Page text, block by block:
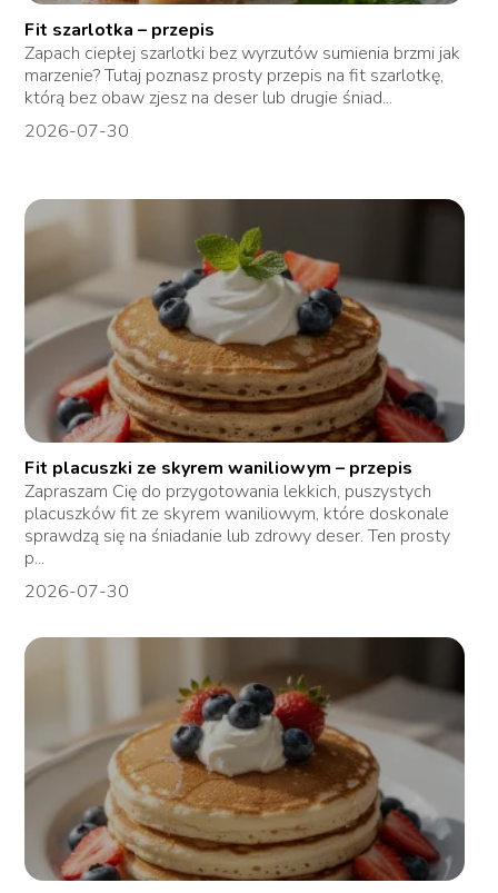
Fit szarlotka – przepis
Zapach ciepłej szarlotki bez wyrzutów sumienia brzmi jak
marzenie? Tutaj poznasz prosty przepis na fit szarlotkę,
którą bez obaw zjesz na deser lub drugie śniad...
2026-07-30
Fit placuszki ze skyrem waniliowym – przepis
Zapraszam Cię do przygotowania lekkich, puszystych
placuszków fit ze skyrem waniliowym, które doskonale
sprawdzą się na śniadanie lub zdrowy deser. Ten prosty
p...
2026-07-30